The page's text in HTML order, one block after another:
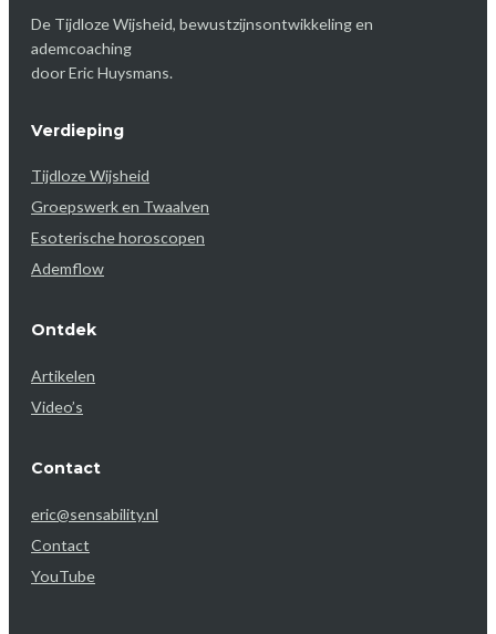
De Tijdloze Wijsheid, bewustzijnsontwikkeling en
ademcoaching
door Eric Huysmans.
Verdieping
Tijdloze Wijsheid
Groepswerk en Twaalven
Esoterische horoscopen
Ademflow
Ontdek
Artikelen
Video’s
Contact
eric@sensability.nl
Contact
YouTube